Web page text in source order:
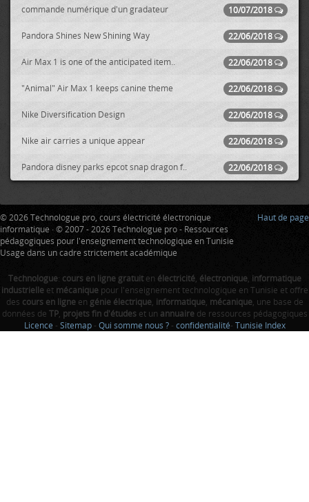
10/07/2018
commande numérique d'un gradateur
22/06/2018
Pandora Shines New Shining Way
22/06/2018
Air Max 1 is one of the anticipated item..
22/06/2018
"Animal" Air Max 1 keeps canine theme
22/06/2018
Nike Diversification Design
22/06/2018
Nike air carries a unique appear
22/06/2018
Pandora disney parks epcot snap dragon f..
Haut de page
© 2026 Technologue pro, cours électricité électronique
informatique · © 2007 - 2026 Technologue pro - Ressources
pédagogiques pour l'enseignement technologique en Tunisie
Usage dans un cadre strictement académique
Technologue: cours en ligne gratuiten électricité, électronique, informatique
industrielleet mécaniquepour l'enseignement technologique en Tunisie et offre
des cours en ligneen génie électrique, informatique, mécanique, une base de
données de TP, projets fin d'étudeset un annuairede ressources pédagogiques
Licence - Sitemap - Qui somme nous ? - confidentialité- Tunisie Index